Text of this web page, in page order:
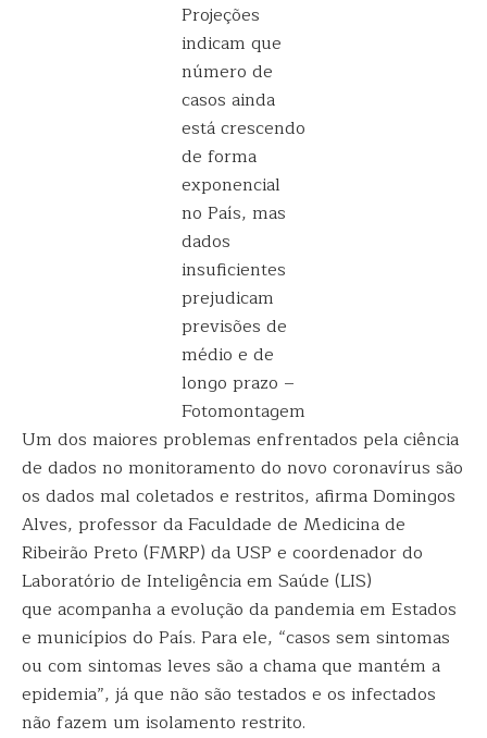
Projeções
indicam que
número de
casos ainda
está crescendo
de forma
exponencial
no País, mas
dados
insuficientes
prejudicam
previsões de
médio e de
longo prazo –
Fotomontagem
Um dos maiores problemas enfrentados pela ciência
de dados no monitoramento do novo coronavírus são
os dados mal coletados e restritos, afirma Domingos
Alves, professor da Faculdade de Medicina de
Ribeirão Preto (FMRP) da USP e coordenador do
Laboratório de Inteligência em Saúde (LIS)
que acompanha a evolução da pandemia em Estados
e municípios do País. Para ele, “casos sem sintomas
ou com sintomas leves são a chama que mantém a
epidemia”, já que não são testados e os infectados
não fazem um isolamento restrito.